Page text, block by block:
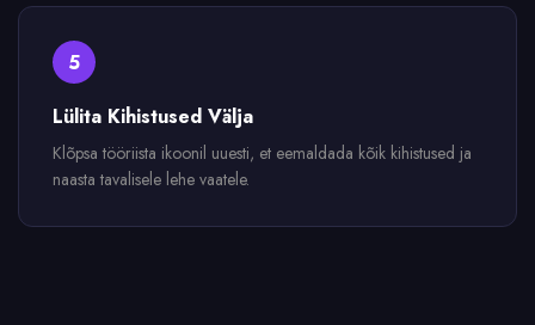
5
Lülita Kihistused Välja
Klõpsa tööriista ikoonil uuesti, et eemaldada kõik kihistused ja
naasta tavalisele lehe vaatele.